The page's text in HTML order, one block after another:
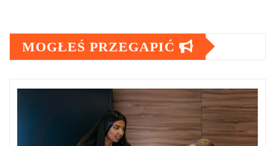
MOGŁEŚ PRZEGAPIĆ